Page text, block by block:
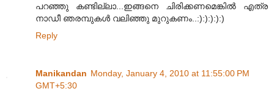
പറഞ്ഞു കണ്ടില്ലാ...ഇങ്ങനെ ചിരിക്കണമെങ്കിൽ എത്ര
നാഡീ ഞരമ്പുകൾ വലിഞ്ഞു മുറുകണം..:):):):):)
Reply
Manikandan Monday, January 4, 2010 at 11:55:00 PM
GMT+5:30